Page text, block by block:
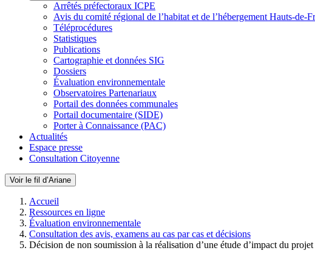
Arrêtés préfectoraux ICPE
Avis du comité régional de l’habitat et de l’hébergement Hauts-de-
Téléprocédures
Statistiques
Publications
Cartographie et données SIG
Dossiers
Évaluation environnementale
Observatoires Partenariaux
Portail des données communales
Portail documentaire (SIDE)
Porter à Connaissance (PAC)
Actualités
Espace presse
Consultation Citoyenne
Voir le fil d’Ariane
Accueil
Ressources en ligne
Évaluation environnementale
Consultation des avis, examens au cas par cas et décisions
Décision de non soumission à la réalisation d’une étude d’impact du